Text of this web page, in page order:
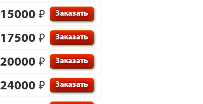
15000 ₽ Заказать
17500 ₽ Заказать
20000 ₽ Заказать
24000 ₽ Заказать